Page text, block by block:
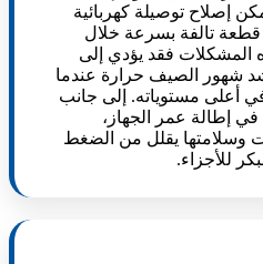
إصلاح توصيلة كهربائية
تالفة بسرعة خلال
المشكلات فقد يؤدي إلى
شهور الصيف حرارة عندما
أعلى مستوياته. إلى جانب
إطالة عمر الجهاز،
وسلامتها يقلل من الضغط
للأجزاء.